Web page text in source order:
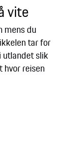
vite
mens du
tar for
slik
hvor reisen